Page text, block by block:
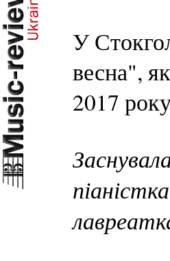
У
весна",
2017